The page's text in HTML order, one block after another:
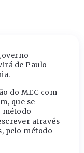
de Paulo
do MEC com
que se
através
pelo método